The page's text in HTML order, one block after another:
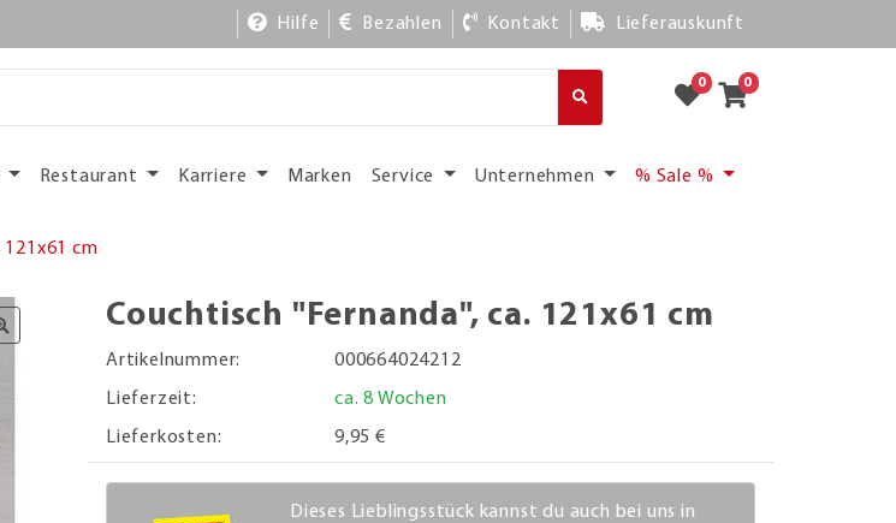
Hilfe Bezahlen Kontakt Lieferauskunft
0 0
Restaurant Karriere Marken Service Unternehmen % Sale %
121x61 cm
Couchtisch "Fernanda", ca. 121x61 cm
Artikelnummer:
000664024212
Lieferzeit:
ca. 8 Wochen
Lieferkosten:
9,95 €
Dieses Lieblingsstück kannst du auch bei uns in